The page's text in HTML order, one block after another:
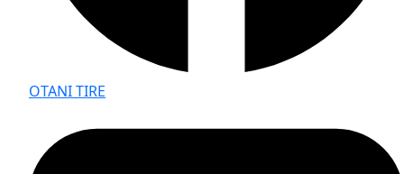
OTANI TIRE